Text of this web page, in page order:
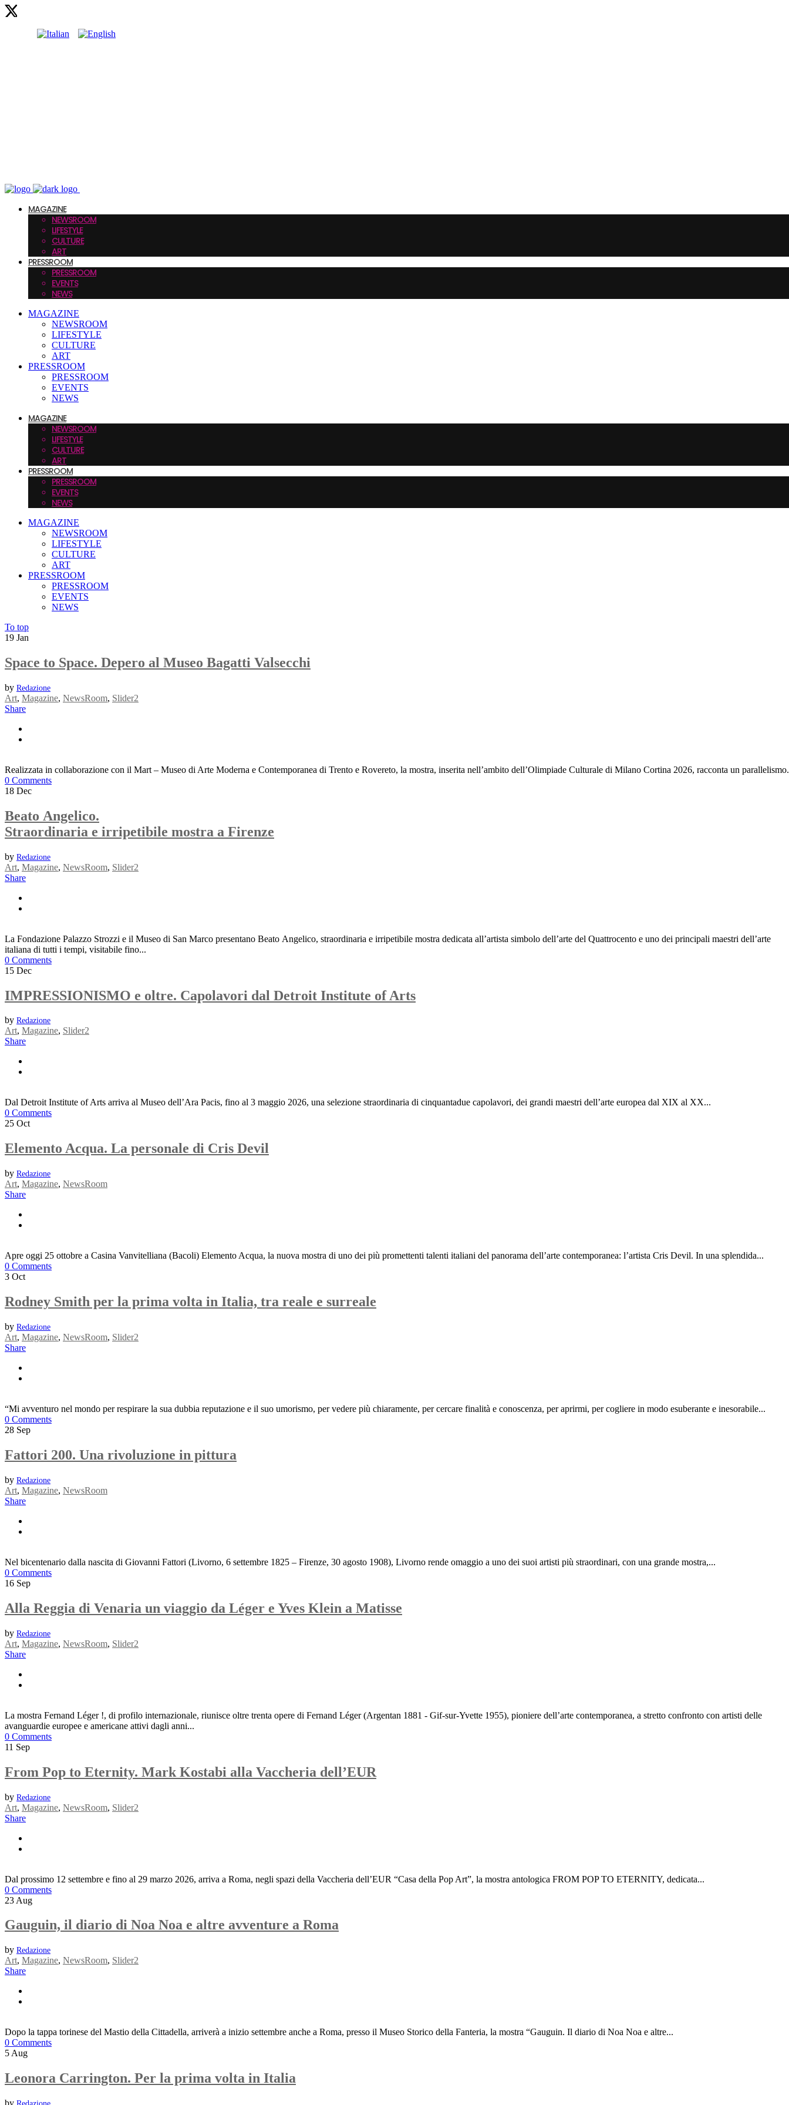
MAGAZINE
NEWSROOM
LIFESTYLE
CULTURE
ART
PRESSROOM
PRESSROOM
EVENTS
NEWS
MAGAZINE
NEWSROOM
LIFESTYLE
CULTURE
ART
PRESSROOM
PRESSROOM
EVENTS
NEWS
MAGAZINE
NEWSROOM
LIFESTYLE
CULTURE
ART
PRESSROOM
PRESSROOM
EVENTS
NEWS
MAGAZINE
NEWSROOM
LIFESTYLE
CULTURE
ART
PRESSROOM
PRESSROOM
EVENTS
NEWS
To top
19 Jan
Space to Space. Depero al Museo Bagatti Valsecchi
by Redazione
Art, Magazine, NewsRoom, Slider2
Share
Realizzata in collaborazione con il Mart – Museo di Arte Moderna e Contemporanea di Trento e Rovereto, la mostra, inserita nell’ambito dell’Olimpiade Culturale di Milano Cortina 2026, racconta un
0 Comments
18 Dec
Beato Angelico.
Straordinaria e irripetibile mostra a Firenze
by Redazione
Art, Magazine, NewsRoom, Slider2
Share
La Fondazione Palazzo Strozzi e il Museo di San Marco presentano Beato Angelico, straordinaria e irripetibile mostra dedicata all’artista simbolo dell’arte del Quattrocento e uno dei principali maestri dell’arte
italiana di tutti i tempi, visitabile fino...
0 Comments
15 Dec
IMPRESSIONISMO e oltre. Capolavori dal Detroit Institute of Arts
by Redazione
Art, Magazine, Slider2
Share
Dal Detroit Institute of Arts arriva al Museo dell’Ara Pacis, fino al 3 maggio 2026, una selezione straordinaria di cinquantadue capolavori, dei grandi maestri dell’arte europea dal XIX al XX...
0 Comments
25 Oct
Elemento Acqua. La personale di Cris Devil
by Redazione
Art, Magazine, NewsRoom
Share
Apre oggi 25 ottobre a Casina Vanvitelliana (Bacoli) Elemento Acqua, la nuova mostra di uno dei più promettenti talenti italiani del panorama dell’arte contemporanea: l’artista Cris Devil. In una splendida...
0 Comments
3 Oct
Rodney Smith per la prima volta in Italia, tra reale e surreale
by Redazione
Art, Magazine, NewsRoom, Slider2
Share
“Mi avventuro nel mondo per respirare la sua dubbia reputazione e il suo umorismo, per vedere più chiaramente, per cercare finalità e conoscenza, per aprirmi, per cogliere in modo esuberante e inesorabile...
0 Comments
28 Sep
Fattori 200. Una rivoluzione in pittura
by Redazione
Art, Magazine, NewsRoom
Share
Nel bicentenario dalla nascita di Giovanni Fattori (Livorno, 6 settembre 1825 – Firenze, 30 agosto 1908), Livorno rende omaggio a uno dei suoi artisti più straordinari, con una grande mostra,...
0 Comments
16 Sep
Alla Reggia di Venaria un viaggio da Léger e Yves Klein a Matisse
by Redazione
Art, Magazine, NewsRoom, Slider2
Share
La mostra Fernand Léger !, di profilo internazionale, riunisce oltre trenta opere di Fernand Léger (Argentan 1881 - Gif-sur-Yvette 1955), pioniere dell’arte contemporanea, a stretto confronto con artisti delle
avanguardie europee e americane attivi dagli anni...
0 Comments
11 Sep
From Pop to Eternity. Mark Kostabi alla Vaccheria dell’EUR
by Redazione
Art, Magazine, NewsRoom, Slider2
Share
Dal prossimo 12 settembre e fino al 29 marzo 2026, arriva a Roma, negli spazi della Vaccheria dell’EUR “Casa della Pop Art”, la mostra antologica FROM POP TO ETERNITY, dedicata...
0 Comments
23 Aug
Gauguin, il diario di Noa Noa e altre avventure a Roma
by Redazione
Art, Magazine, NewsRoom, Slider2
Share
Dopo la tappa torinese del Mastio della Cittadella, arriverà a inizio settembre anche a Roma, presso il Museo Storico della Fanteria, la mostra “Gauguin. Il diario di Noa Noa e altre...
0 Comments
5 Aug
Leonora Carrington. Per la prima volta in Italia